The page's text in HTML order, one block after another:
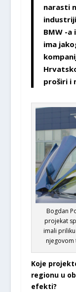
narasti
BMW -a
ima
proširi i
Bogdan
projekat
imali
njegovom
Koje
regionu u
efekti?